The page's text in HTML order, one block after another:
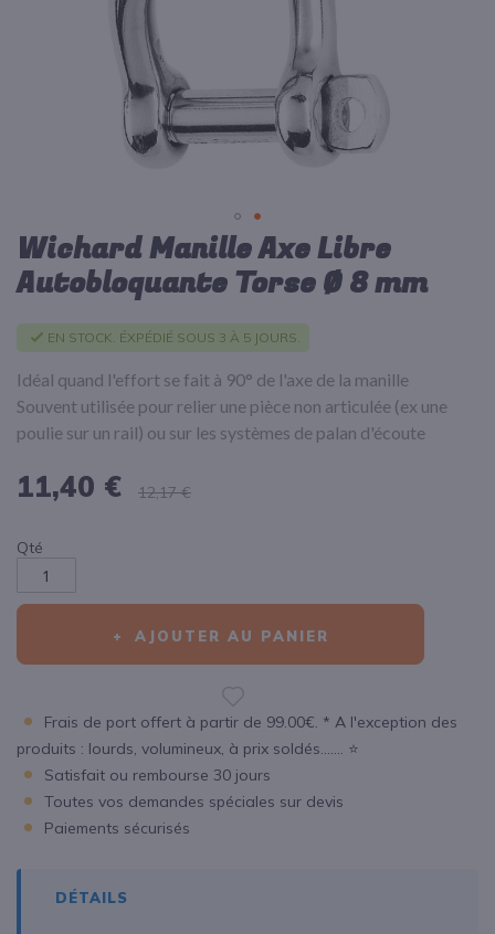
Passer
au
début
la
Galerie
d’images
Wichard Manille Axe Libre
Autobloquante Torse Ø 8 mm
EN STOCK. ÉXPÉDIÉ SOUS 3 À 5 JOURS.
Idéal quand l'effort se fait à 90° de l'axe de la manille
Souvent utilisée pour relier une pièce non articulée (ex une
poulie sur un rail) ou sur les systèmes de palan d'écoute
11,40 € 12,17 €
Qté
AJOUTER AU PANIER
Frais de port offert à partir de 99.00€. * A l'exception des
produits : lourds, volumineux, à prix soldés....... ⭐
Satisfait ou rembourse 30 jours
Toutes vos demandes spéciales sur devis
Paiements sécurisés
DÉTAILS